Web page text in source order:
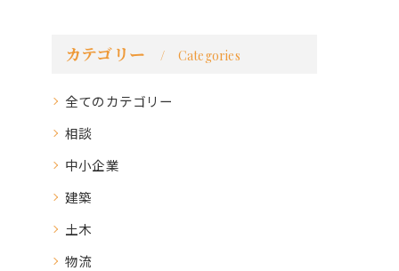
カテゴリー Categories
全てのカテゴリー
相談
中小企業
建築
土木
物流